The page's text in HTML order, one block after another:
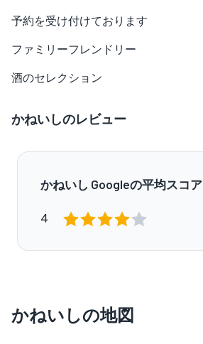
予約を受け付けております
ファミリーフレンドリー
酒のセレクション
かねいしのレビュー
かねいし Googleの平均スコア
4
かねいしの地図